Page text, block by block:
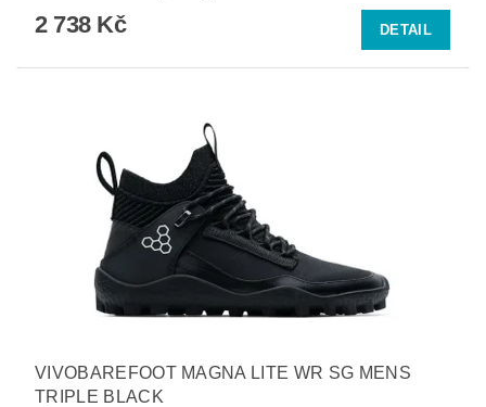
2 738 Kč DETAIL
VIVOBAREFOOT MAGNA LITE WR SG MENS
TRIPLE BLACK